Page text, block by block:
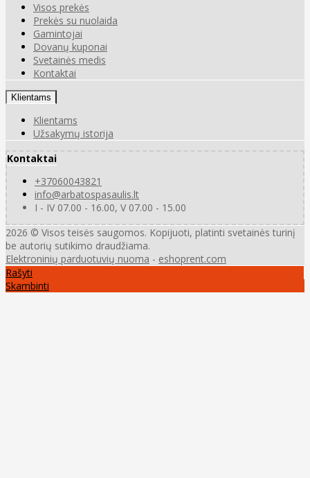
Visos prekės
Prekės su nuolaida
Gamintojai
Dovanų kuponai
Svetainės medis
Kontaktai
Klientams
Klientams
Užsakymų istorija
Kontaktai
+37060043821
info@arbatospasaulis.lt
I - IV 07.00 - 16.00, V 07.00 - 15.00
2026 © Visos teisės saugomos. Kopijuoti, platinti svetainės turinį
be autorių sutikimo draudžiama.
Elektroninių parduotuvių nuoma - eshoprent.com
Rašyti
Skambinti